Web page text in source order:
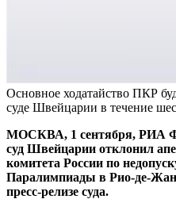
Основное ходатайство ПКР
суде Швейцарии в течение
МОСКВА, 1 сентября, РИА
суд Швейцарии отклонил
комитета России по
Паралимпиады в Рио-де-
пресс-релизе суда.